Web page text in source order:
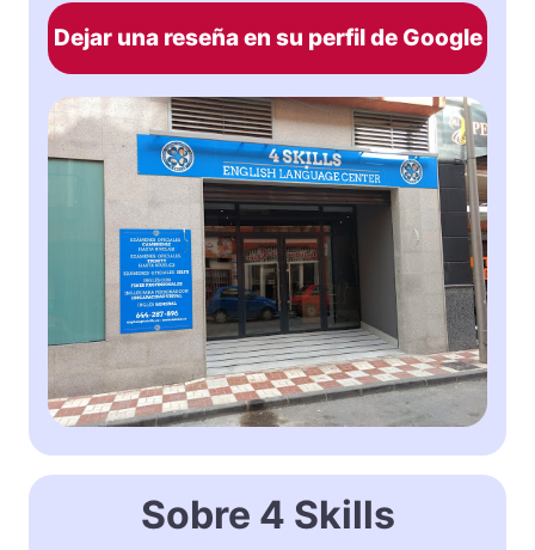
Dejar una reseña en su perfil de Google
Sobre 4 Skills